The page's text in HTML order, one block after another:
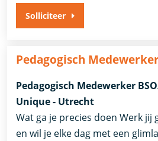
Solliciteer
Pedagogisch
Pedagogisch Medewerker
Unique - Utrecht
Wat ga je precies doen Werk jij
en wil je elke dag met een